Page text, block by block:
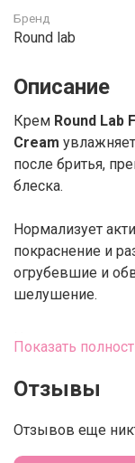
Бренд
Round lab
Описание
Крем Round Lab
Cream
после бритья,
блеска.
Нормализует
покраснение и
огрубевшие и
шелушение.
Имеет гелевую
маслянистой
эпидермиса.
Показать
Отзывы
Отзывов еще